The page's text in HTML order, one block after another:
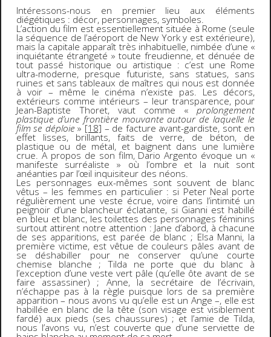
Intéressons-nous en premier lieu aux éléments
diégétiques : décor, personnages, symboles.
L’action du film est essentiellement située à Rome (seule
la séquence de l’aéroport de New York y est extérieure),
mais la capitale apparaît très inhabituelle, nimbée d’une «
inquiétante étrangeté » toute freudienne, et dénuée de
tout passé historique ou artistique : c’est une Rome
ultra-moderne, presque futuriste, sans statues, sans
ruines et sans tableaux de maîtres qui nous est donnée
à voir – même le cinéma n’existe pas. Les décors,
extérieurs comme intérieurs – leur transparence, pour
Jean-Baptiste Thoret, vaut comme «prolongement
plastique d’une frontière mouvante autour de laquelle le
film se déploie »[18] – de facture avant-gardiste, sont en
effet lisses, brillants, faits de verre, de béton, de
plastique ou de métal, et baignent dans une lumière
crue. A propos de son film, Dario Argento évoque un «
manifeste surréaliste » où l’ombre et la nuit sont
anéanties par l’œil inquisiteur des néons.
Les personnages eux-mêmes sont souvent de blanc
vêtus – les femmes en particulier : si Peter Neal porte
régulièrement une veste écrue, voire dans l’intimité un
peignoir d’une blancheur éclatante, si Gianni est habillé
en bleu et blanc, les toilettes des personnages féminins
surtout attirent notre attention : Jane d’abord, à chacune
de ses apparitions, est parée de blanc ; Elsa Manni, la
première victime, est vêtue de couleurs pâles avant de
se déshabiller pour ne conserver qu’une courte
chemise blanche ; Tilda ne porte que du blanc à
l’exception d’une veste vert pâle (qu’elle ôte avant de se
faire assassiner) ; Anne, la secrétaire de l’écrivain,
n’échappe pas à la règle puisque lors de sa première
apparition – nous avons vu qu’elle est un Ange –, elle est
habillée en blanc de la tête (son visage est visiblement
fardé) aux pieds (ses chaussures) ; et l’amie de Tilda,
nous l’avons vu, n’est couverte que d’une serviette de